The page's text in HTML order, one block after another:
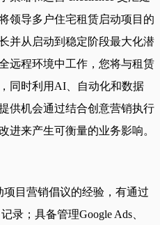
领导多户住宅租赁启动项目的
并从启动到稳定阶段最大化潜
远程环境中工作，您将与租赁
同时利用AI、自动化和数据
供机会通过结合创意营销执行
进来产生可衡量的业务影响。
目营销倡议的经验，有通过
录；具备管理Google Ads、